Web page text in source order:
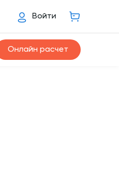
Войти
Онлайн расчет